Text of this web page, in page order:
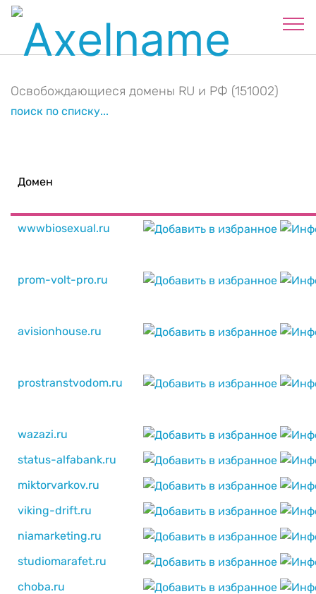
Освобождающиеся домены RU и РФ (151002)
поиск по списку...
Домен
wwwbiosexual.ru
prom-volt-pro.ru
avisionhouse.ru
prostranstvodom.ru
wazazi.ru
status-alfabank.ru
miktorvarkov.ru
viking-drift.ru
niamarketing.ru
studiomarafet.ru
choba.ru